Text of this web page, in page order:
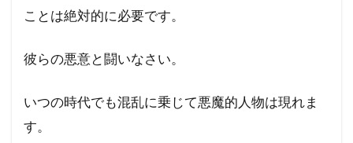
ことは絶対的に必要です。
彼らの悪意と闘いなさい。
いつの時代でも混乱に乗じて悪魔的人物は現れま
す。